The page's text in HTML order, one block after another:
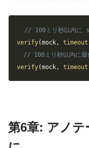
// 100ミリ秒以内に
verify(mock , timeout
// 100ミリ秒以内に最
verify(mock , timeout
第6章: アノテ